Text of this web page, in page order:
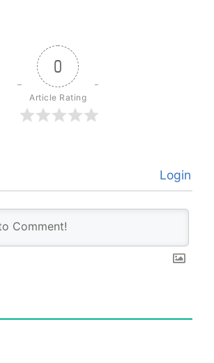
0
Article Rating
Login